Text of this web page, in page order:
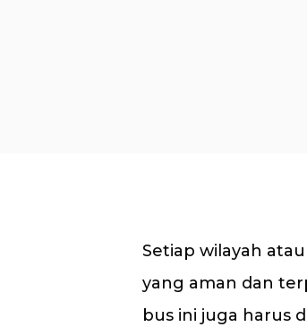
Setiap wilayah
yang aman dan
bus ini juga harus